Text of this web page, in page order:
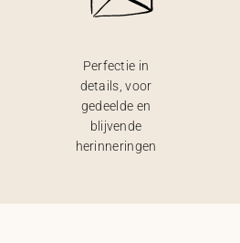
Perfectie in
details, voor
gedeelde en
blijvende
herinneringen